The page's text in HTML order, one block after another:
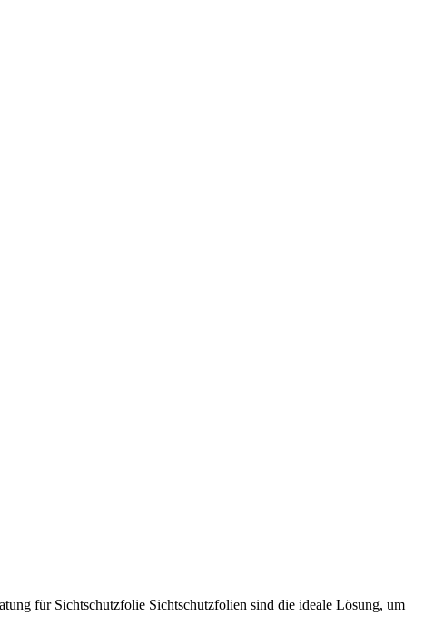
für Sichtschutzfolie Sichtschutzfolien sind die ideale Lösung, um